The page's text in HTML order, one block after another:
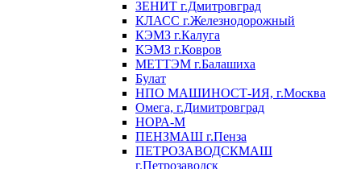
ЗЕНИТ г.Дмитровград
КЛАСС г.Железнодорожный
КЭМЗ г.Калуга
КЭМЗ г.Ковров
МЕТТЭМ г.Балашиха
Булат
НПО МАШИНОСТ-ИЯ, г.Москва
Омега, г.Димитровград
НОРА-М
ПЕНЗМАШ г.Пенза
ПЕТРОЗАВОДСКМАШ
г.Петрозаводск